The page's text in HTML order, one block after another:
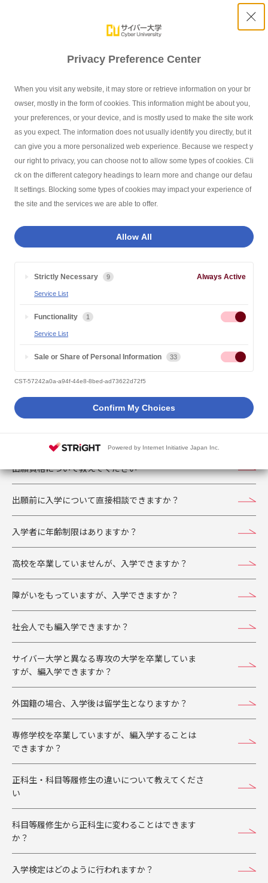
Privacy Preference Center
When you visit any website, it may store or retrieve information on your br
owser, mostly in the form of cookies. This information might be about you,
your preferences, or your device, and is mostly used to make the site work
as you expect. The information does not usually identify you directly, but it
can give you a more personalized web experience. Because we respect y
our right to privacy, you can choose not to allow some types of cookies. Cli
ck on the different category headings to learn more and change our defau
lt settings. Blocking some types of cookies may impact your experience of
the site and the services we are able to offer.
Allow All
Strictly Necessary 9 Always Active
Service List
Functionality 1
Service List
Sale or Share of Personal Information 33
CST-57242a0a-a94f-44e8-8bed-ad73622d72f5
Confirm My Choices
Powered by Internet Initiative Japan Inc.
出願・入学について
サイバー大学TOP よくあるご質問 出願・入学について 募集定員を
科目等履修生は科目ごとに定員に達しない範囲での募集
出願資格について教えてください
出願前に入学について直接相談できますか？
入学者に年齢制限はありますか？
高校を卒業していませんが、入学できますか？
障がいをもっていますが、入学できますか？
社会人でも編入学できますか？
サイバー大学と異なる専攻の大学を卒業していま
すが、編入学できますか？
外国籍の場合、入学後は留学生となりますか？
専修学校を卒業していますが、編入学することは
できますか？
正科生・科目等履修生の違いについて教えてくださ
い
科目等履修生から正科生に変わることはできます
か？
入学検定はどのように行われますか？